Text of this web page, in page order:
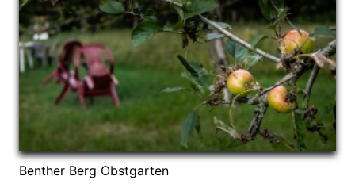
Benther Berg Obstgarten